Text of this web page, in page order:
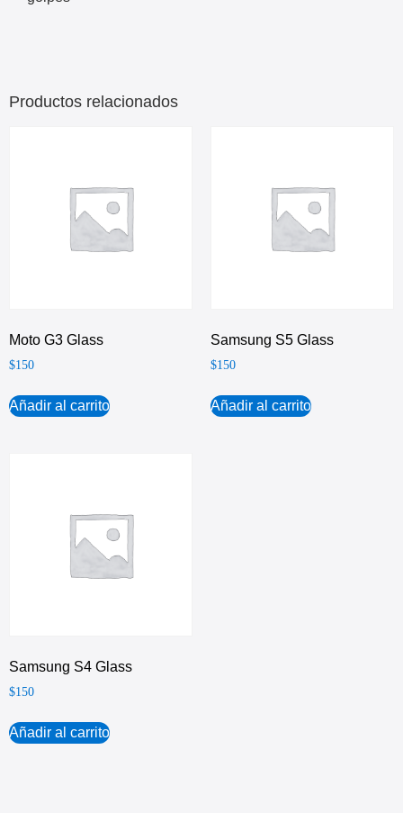
Productos relacionados
Moto G3 Glass
$150
Añadir al carrito
Samsung S5 Glass
$150
Añadir al carrito
Samsung S4 Glass
$150
Añadir al carrito